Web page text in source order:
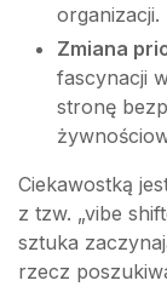
organizacji.
Zmiana
fascynacji
stronę
Ciekawostką
z tzw. „vibe
sztuka
rzecz